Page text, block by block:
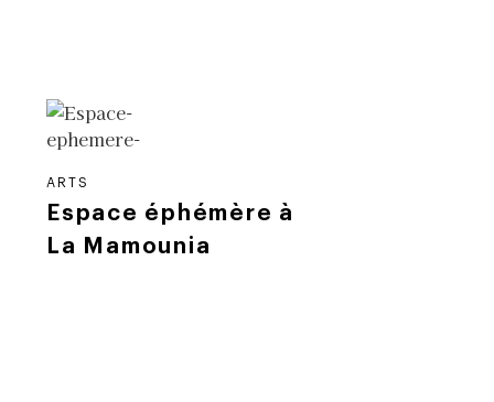
ARTS
Espace éphémère à
La Mamounia